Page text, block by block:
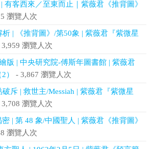
有客西來／至東而止｜紫薇君《推背圖》
瀏覽人次
| 《推背圖》/第50象 | 紫薇君『紫微星
3,959 瀏覽人次
版 | 中央研究院-傅斯年圖書館 | 紫薇君
）
- 3,867 瀏覽人次
斥 | 救世主/Messiah | 紫薇君『紫微星
3,708 瀏覽人次
| 第 48 象/中國聖人 | 紫薇君《推背圖》
瀏覽人次